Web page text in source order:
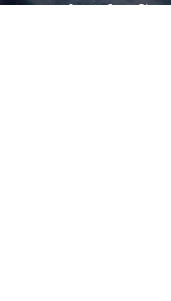
Sophia Snow Place